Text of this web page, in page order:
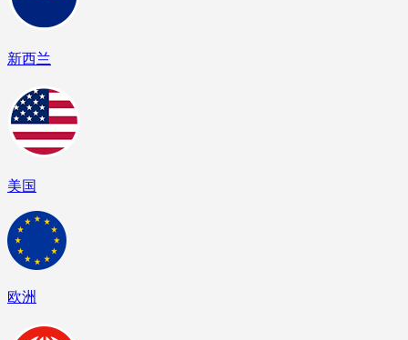
新西兰
美国
欧洲